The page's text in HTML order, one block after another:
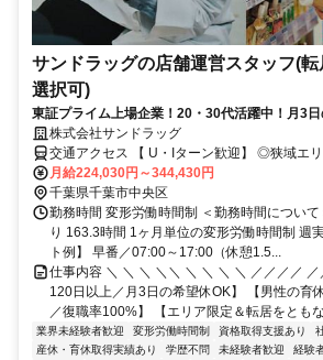
サンドラッグの店舗運営スタッフ(
選択可)
東証プライム上場企業！20・30代活躍中！月3
マなし／年収例32歳SV816万円／販促企画～商
インの仕事
株式会社サンドラッグ
交通アクセス 【 U・Iターン歓迎】 ◎狭域エリア社
伴う転勤はありません。 ◎マイカー通勤OK
月給224,030円～344,430円
千葉県千葉市中央区
勤務時間 変形労働時間制 ＜勤務時間につい
り 163.3時間 1ヶ月単位の変形労働時間制 週
ト例】 早番／07:00～17:00（休憩1.5...
仕事内容 ＼ ＼ ＼ ＼＼ ＼ ＼ ＼ ＼ ／／／／
120日以上／月3日の希望休OK】 【男性の育
／復職率100%】 【エリア限定＆転居をとも
業界未経験者歓迎 変形労働時間制 資格取得支援あり
産休・育休取得実績あり
学歴不問 未経験者歓迎 経験